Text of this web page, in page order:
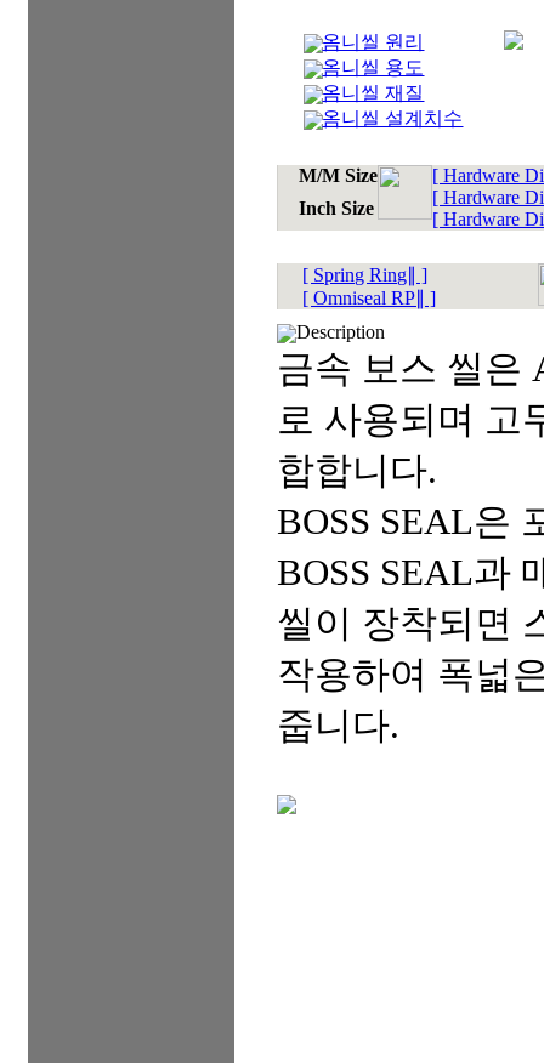
옴니씰 원리
옴니씰 용도
옴니씰 재질
옴니씰 설계치수
M/M Size
[ Hardware
Inch Size
[ Hardware
[ Hardware
[ Spring Ring∥ ]
[ Omniseal RP∥ ]
Description
금속 보스 씰은
로 사용되며 고
합합니다.
BOSS SEAL은
BOSS SEAL과
씰이 장착되면
작용하여 폭넓
줍니다.